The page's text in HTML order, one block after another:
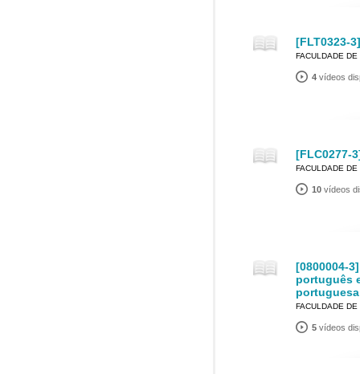
[FLT0323-
FACULDADE
4 vídeos
[FLC0277-
FACULDADE
10 vídeos
[0800004-
português
portuguesa
FACULDADE
5 vídeos